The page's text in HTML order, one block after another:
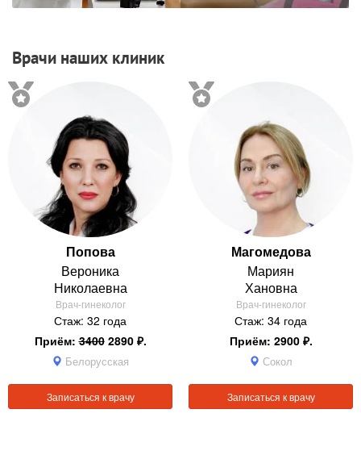
Врачи наших клиник
Попова
Вероника
Николаевна
Врач-гинеколог
Стаж: 32 года
Приём:34002890 ₽.
Белорусская
Записаться к врачу
Магомедова
Мариян
Хановна
Врач-гинеколог
Стаж: 34 года
Приём: 2900 ₽.
Сокол
Записаться к врачу